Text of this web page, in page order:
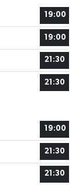
19:00
19:00
21:30
21:30
19:00
21:30
21:30